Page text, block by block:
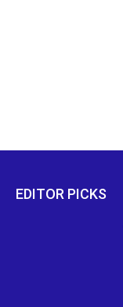
EDITOR PICKS